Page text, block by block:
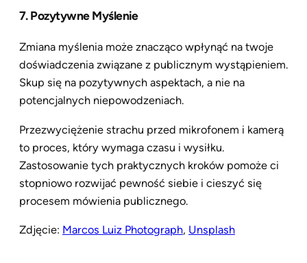
7. Pozytywne Myślenie
Zmiana myślenia może znacząco wpłynąć na twoje
doświadczenia związane z publicznym wystąpieniem.
Skup się na pozytywnych aspektach, a nie na
potencjalnych niepowodzeniach.
Przezwyciężenie strachu przed mikrofonem i kamerą
to proces, który wymaga czasu i wysiłku.
Zastosowanie tych praktycznych kroków pomoże ci
stopniowo rozwijać pewność siebie i cieszyć się
procesem mówienia publicznego.
Zdjęcie: Marcos Luiz Photograph, Unsplash